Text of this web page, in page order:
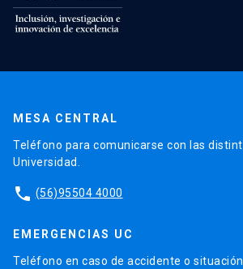
MESA CENTRAL
Teléfono para comunicarse con las
Universidad.
phone (56)95504 4000
EMERGENCIAS UC
Teléfono en caso de accidente o